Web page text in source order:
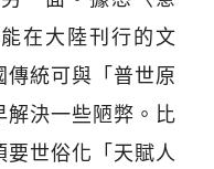
在大陸刊行的文
傳統可與「普世原
解決一些陋弊。比
要世俗化「天賦人